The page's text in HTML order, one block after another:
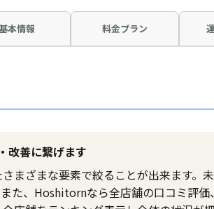
本情報 料金プラン
改善に繋げます
まざまな要素で絞ることが出来ます。
た、Hoshitornなら全店舗の口コミ評価